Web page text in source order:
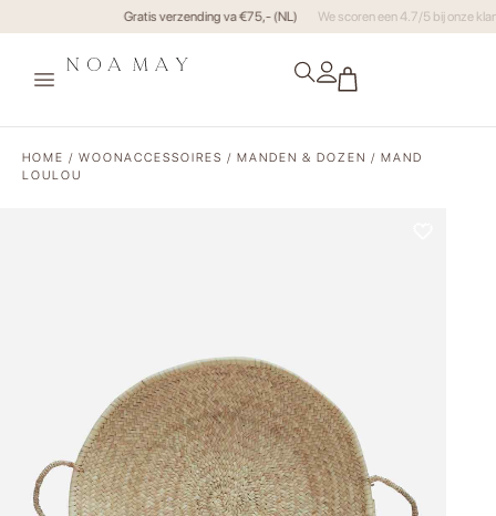
Gratis verzending va €75,- (NL)
HOME / WOONACCESSOIRES / MANDEN & DOZEN / MAND
LOULOU